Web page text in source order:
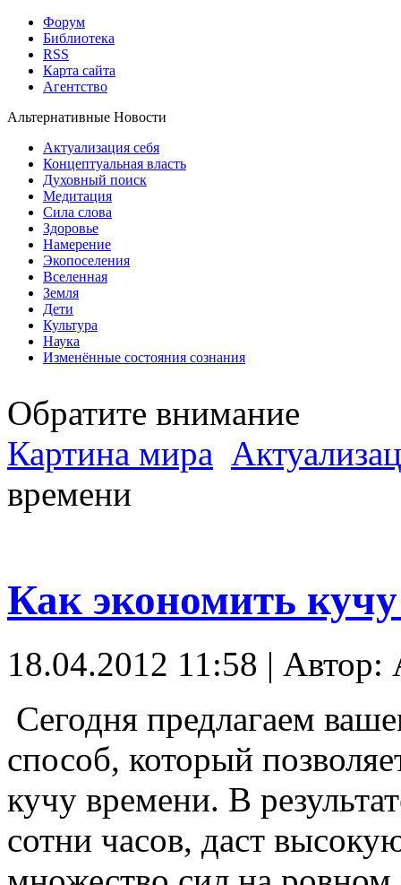
Форум
Библиотека
RSS
Карта сайта
Агентство
Альтернативные Новости
Актуализация себя
Концептуальная власть
Духовный поиск
Медитация
Сила слова
Здоровье
Намерение
Экопоселения
Вселенная
Земля
Дети
Культура
Наука
Изменённые состояния сознания
Обратите внимание
Картина мира
времени
Как экономить
18.04.2012 11:58 |
Сегодня предлагаем
способ, который
кучу времени. В
сотни часов, даст